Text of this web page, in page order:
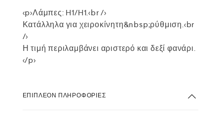
<p>Λάμπες: H1/H1.<br />
Κατάλληλα για χειροκίνητη&nbsp;ρύθμιση.<br
/>
Η τιμή περιλαμβάνει αριστερό και δεξί φανάρι.
</p>
ΕΠΙΠΛΈΟΝ ΠΛΗΡΟΦΟΡΊΕΣ